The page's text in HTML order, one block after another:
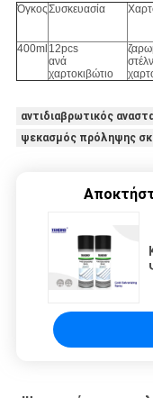
ΌγκοςΣυσκευασία
400ml 12pcs
ανά
χαρτοκιβώτιο
αντιδιαβρωτικός
ψεκασμός πρόληψης